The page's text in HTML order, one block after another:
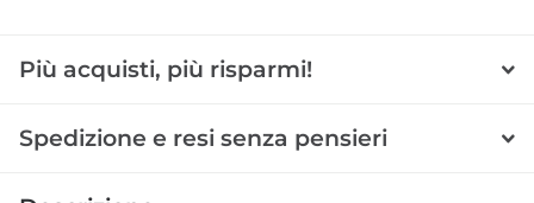
Più acquisti, più risparmi!
Spedizione e resi senza pensieri